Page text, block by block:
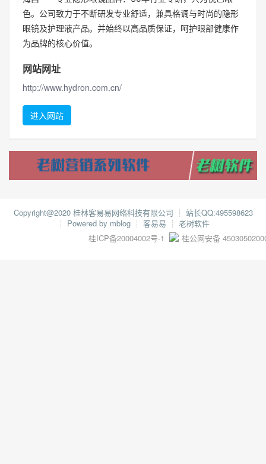
色。公司致力于不断研发专业舒适，兼具格调与时尚的隐形
眼镜及护理液产品。并始终以高品质保证，呵护眼部健康作
为品牌的核心价值。
网站网址
http://www.hydron.com.cn/
进入网站
Copyright@2020 桂林客易易网络科技有限公司 ┊ 站长QQ:495598623
┊ Powered by mblog┊ 客易易 ┊ 老树软件
桂ICP备20004002号-1
桂公网安备